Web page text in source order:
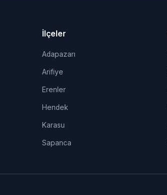
İlçeler
Adapazarı
Arifiye
Erenler
Hendek
Karasu
Sapanca